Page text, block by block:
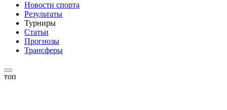
Новости спорта
Результаты
Турниры
Статьи
Прогнозы
Трансферы
топ